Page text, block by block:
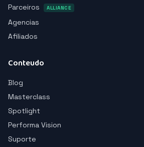
Parceiros
ALLIANCE
Agencias
Afiliados
Conteudo
Blog
Masterclass
Spotlight
Performa Vision
Suporte